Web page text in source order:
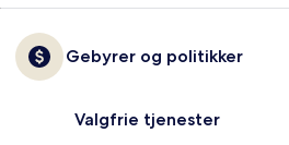
Gebyrer og politikker
Valgfrie tjenester